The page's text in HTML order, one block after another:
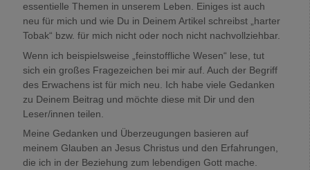
essentielle Themen in unserem Leben. Einiges ist auch
neu für mich und wie Du in Deinem Artikel schreibst „harter
Tobak“ bzw. für mich nicht oder noch nicht nachvollziehbar.
Wenn ich beispielsweise „feinstoffliche Wesen“ lese, tut
sich ein großes Fragezeichen bei mir auf. Auch der Begriff
des Erwachens ist für mich neu. Ich habe viele Gedanken
zu Deinem Beitrag und möchte diese mit Dir und den
Leser/innen teilen.
Meine Gedanken und Überzeugungen basieren auf
meinem Glauben an Jesus Christus und den Erfahrungen,
die ich in der Beziehung zum lebendigen Gott mache.